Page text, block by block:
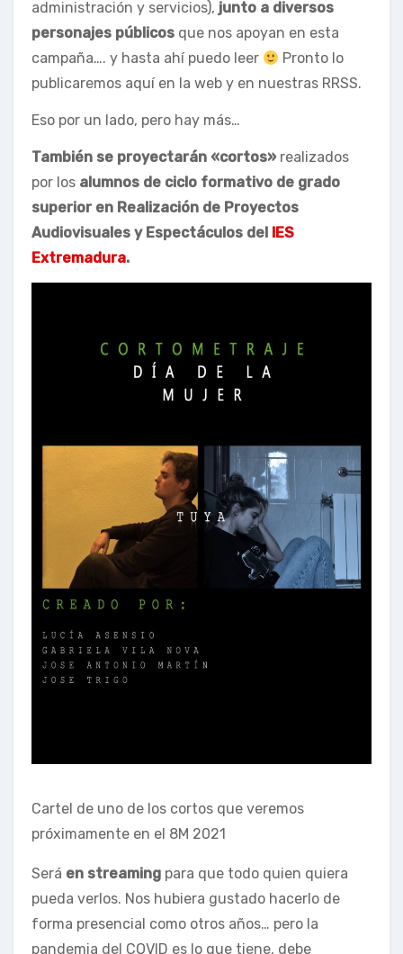
administración y servicios), junto a diversos
personajes públicos que nos apoyan en esta
campaña…. y hasta ahí puedo leer
Pronto lo
publicaremos aquí en la web y en nuestras RRSS.
Eso por un lado, pero hay más…
También se proyectarán «cortos» realizados
por los alumnos de ciclo formativo de grado
superior en Realización de Proyectos
Audiovisuales y Espectáculos del IES
Extremadura.
Cartel de uno de los cortos que veremos
próximamente en el 8M 2021
Será en streaming para que todo quien quiera
pueda verlos. Nos hubiera gustado hacerlo de
forma presencial como otros años… pero la
pandemia del COVID es lo que tiene, debe